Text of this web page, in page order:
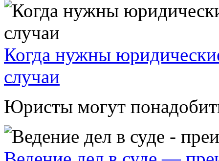
Когда нужны
случаи
Юристы могут